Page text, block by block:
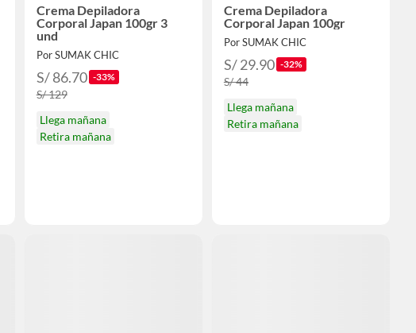
Crema Depiladora
Corporal Japan 100gr 3
und
Por SUMAK CHIC
S/ 86.70 -33%
S/ 129
Llega mañana
Retira mañana
Crema Depiladora
Corporal Japan 100gr
Por SUMAK CHIC
S/ 29.90 -32%
S/ 44
Llega mañana
Retira mañana